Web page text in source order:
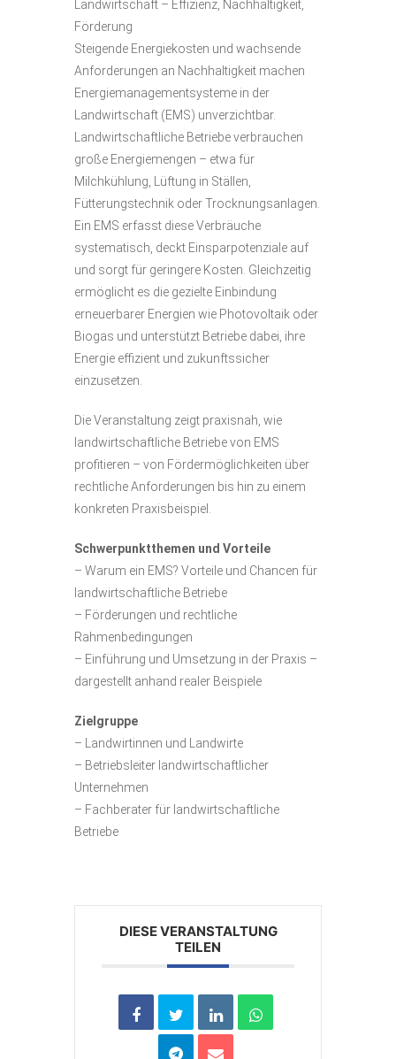
Landwirtschaft – Effizienz, Nachhaltigkeit,
Förderung
Steigende Energiekosten und wachsende
Anforderungen an Nachhaltigkeit machen
Energiemanagementsysteme in der
Landwirtschaft (EMS) unverzichtbar.
Landwirtschaftliche Betriebe verbrauchen
große Energiemengen – etwa für
Milchkühlung, Lüftung in Ställen,
Fütterungstechnik oder Trocknungsanlagen.
Ein EMS erfasst diese Verbräuche
systematisch, deckt Einsparpotenziale auf
und sorgt für geringere Kosten. Gleichzeitig
ermöglicht es die gezielte Einbindung
erneuerbarer Energien wie Photovoltaik oder
Biogas und unterstützt Betriebe dabei, ihre
Energie effizient und zukunftssicher
einzusetzen.
Die Veranstaltung zeigt praxisnah, wie
landwirtschaftliche Betriebe von EMS
profitieren – von Fördermöglichkeiten über
rechtliche Anforderungen bis hin zu einem
konkreten Praxisbeispiel.
Schwerpunktthemen und Vorteile
– Warum ein EMS? Vorteile und Chancen für
landwirtschaftliche Betriebe
– Förderungen und rechtliche
Rahmenbedingungen
– Einführung und Umsetzung in der Praxis –
dargestellt anhand realer Beispiele
Zielgruppe
– Landwirtinnen und Landwirte
– Betriebsleiter landwirtschaftlicher
Unternehmen
– Fachberater für landwirtschaftliche
Betriebe
DIESE VERANSTALTUNG
TEILEN